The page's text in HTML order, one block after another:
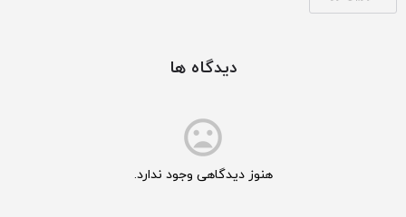
دیدگاه ها
هنوز دیدگاهی وجود ندارد.